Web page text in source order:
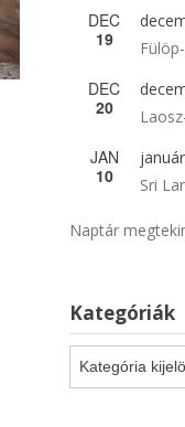
DEC
19
DEC
20
JAN
10
Sri
Naptár
Kategóriák